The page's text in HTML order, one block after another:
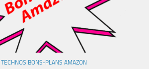
TECHNOS BONS-PLANS AMAZON